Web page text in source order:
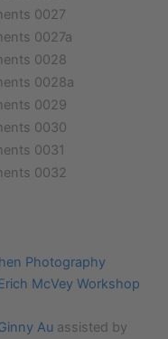
Photography
McVey Workshop
Au assisted by